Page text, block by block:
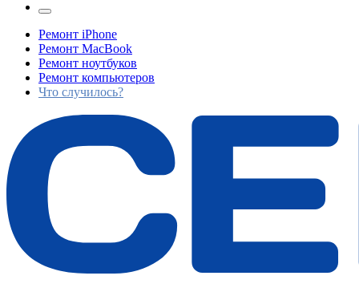
Ремонт iPhone
Ремонт MacBook
Ремонт ноутбуков
Ремонт компьютеров
Что случилось?